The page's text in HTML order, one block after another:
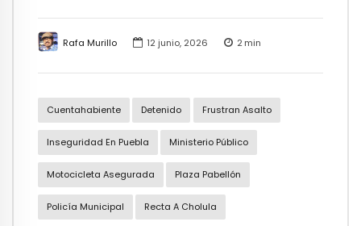
Rafa Murillo 12 junio, 2026 2 min
Cuentahabiente Detenido Frustran Asalto
Inseguridad En Puebla Ministerio Público
Motocicleta Asegurada Plaza Pabellón
Policía Municipal Recta A Cholula